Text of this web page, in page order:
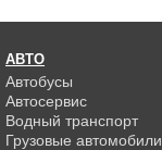
АВТО
Автобусы
Автосервис
Водный транспорт
Грузовые автомобили